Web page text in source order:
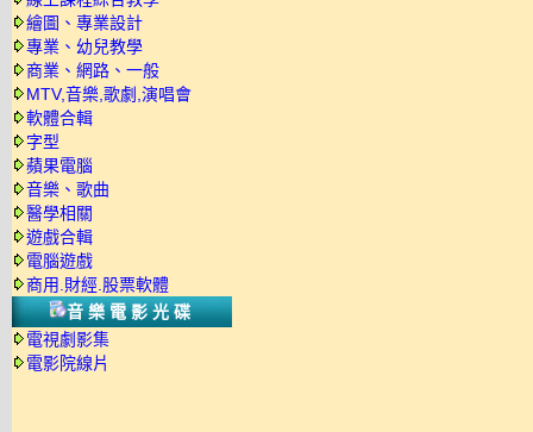
繪圖、專業設計
專業、幼兒教學
商業、網路、一般
MTV,音樂,歌劇,演唱會
軟體合輯
字型
蘋果電腦
音樂、歌曲
醫學相關
遊戲合輯
電腦遊戲
商用.財經.股票軟體
音樂電影光碟
電視劇影集
電影院線片